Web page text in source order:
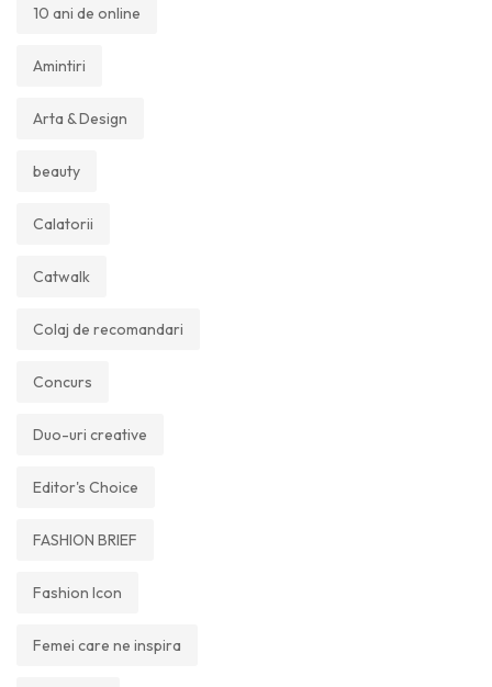
10 ani de online
Amintiri
Arta & Design
beauty
Calatorii
Catwalk
Colaj de recomandari
Concurs
Duo-uri creative
Editor's Choice
FASHION BRIEF
Fashion Icon
Femei care ne inspira